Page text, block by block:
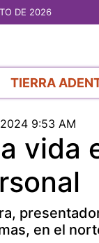
DE 2026
TIERRA
9:53 AM
vida
en el